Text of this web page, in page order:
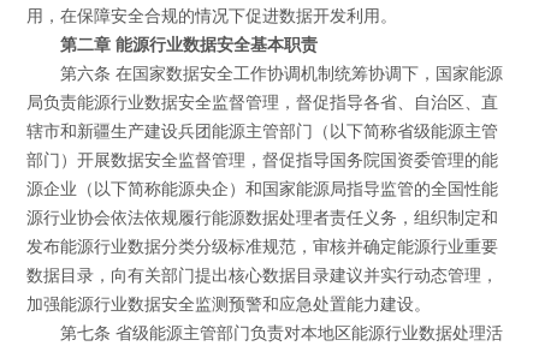
用，在保障安全合规的情况下促进数据开发利用。
第二章 能源行业数据安全基本职责
第六条 在国家数据安全工作协调机制统筹协调下，国家能源
局负责能源行业数据安全监督管理，督促指导各省、自治区、直
辖市和新疆生产建设兵团能源主管部门（以下简称省级能源主管
部门）开展数据安全监督管理，督促指导国务院国资委管理的能
源企业（以下简称能源央企）和国家能源局指导监管的全国性能
源行业协会依法依规履行能源数据处理者责任义务，组织制定和
发布能源行业数据分类分级标准规范，审核并确定能源行业重要
数据目录，向有关部门提出核心数据目录建议并实行动态管理，
加强能源行业数据安全监测预警和应急处置能力建设。
第七条 省级能源主管部门负责对本地区能源行业数据处理活